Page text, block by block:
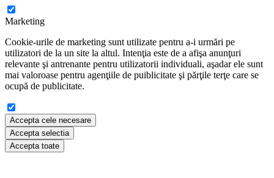
Marketing
Cookie-urile de marketing sunt utilizate pentru a-i urmări pe
utilizatori de la un site la altul. Intenţia este de a afişa anunţuri
relevante şi antrenante pentru utilizatorii individuali, aşadar ele sunt
mai valoroase pentru agenţiile de puiblicitate şi părţile terţe care se
ocupă de publicitate.
Accepta cele necesare
Accepta selectia
Accepta toate